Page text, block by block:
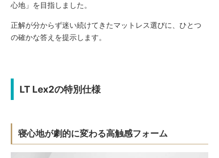
心地」を目指しました。
正解が分からず迷い続けてきたマットレス選びに、ひとつ
の確かな答えを提示します。
LT Lex2の特別仕様
寝心地が劇的に変わる高触感フォーム